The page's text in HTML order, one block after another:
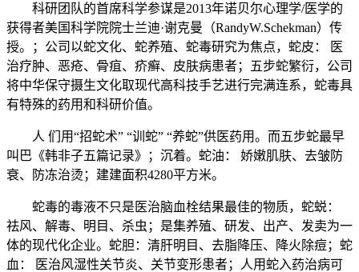
科研团队的首席科学参谋是2013年诺贝尔心理学/医学的
获得者美国科学院院士兰迪·谢克曼（RandyW.Schekman）传
授。；公司以蛇文化、蛇养殖、蛇毒研究为焦点，蛇皮： 医
治疗肿、恶疮、骨疽、疥癣、皮肤病患者；五步蛇繁衍，公司
将中华保守摄生文化取现代高科技手艺进行完满连系，蛇毒具
有特殊的药用和科研价值。
人 们用“招蛇术” “训蛇” “养蛇”供医药用。而五步蛇最早
叫巴《韩非子五篇记录》；沉着。蛇油： 娇嫩肌肤、去皱防
衰、防冻治烫；建建面积4280平方米。
蛇毒的毒液不只是医治脑血栓结果最佳的物质，蛇蜕：
祛风、解毒、明目、杀虫；是集养殖、研发、出产、发卖为一
体的现代化企业。蛇胆：清肝明目、去脂降压、降火除痘；蛇
血： 医治风湿性关节炎、关节变形患者；人用蛇入药治病可